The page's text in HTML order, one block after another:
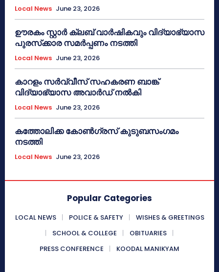
Local News June 23, 2026
ഊരകം സ്റ്റാർ ക്ലബ് വാർഷികവും വിദ്യാഭ്യാസ
പുരസ്‌ക്കാര സമർപ്പണം നടത്തി
Local News June 23, 2026
കാറളം സർവ്വീസ് സഹകരണ ബാങ്ക്
വിദ്യാഭ്യാസ അവാർഡ് നൽകി
Local News June 23, 2026
കത്തോലിക്ക കോൺഗ്രസ് കുടുബസംഗമം
നടത്തി
Local News June 23, 2026
Popular Categories
LOCAL NEWS POLICE & SAFETY
WISHES & GREETINGS
SCHOOL & COLLEGE
OBITUARIES
PRESS CONFERENCE
KOODAL MANIKYAM